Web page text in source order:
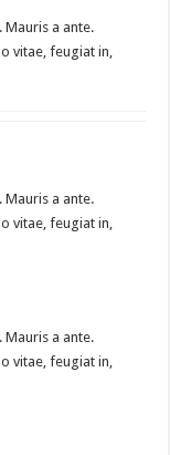
a ante.
vitae, feugiat in,
a ante.
vitae, feugiat in,
a ante.
vitae, feugiat in,